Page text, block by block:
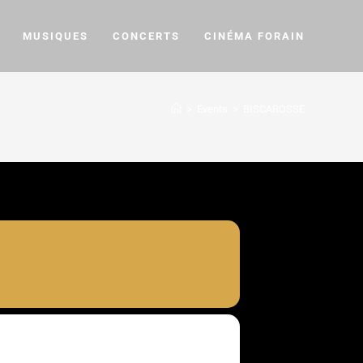
MUSIQUES CONCERTS CINÉMA FORAIN